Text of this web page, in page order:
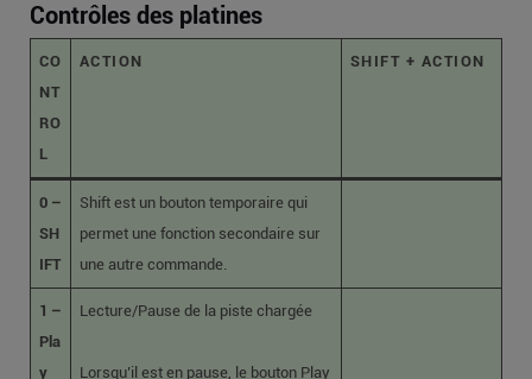
Contrôles des platines
CO
NT
RO
L
ACTION SHIFT + ACTION
0 –
SH
IFT
Shift est un bouton temporaire qui
permet une fonction secondaire sur
une autre commande.
1 –
Pla
y
Lecture/Pause de la piste chargée
Lorsqu’il est en pause, le bouton Play